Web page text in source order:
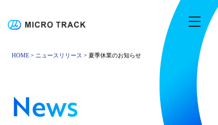
HOME > ニュースリリース > 夏季休業のお知らせ
News